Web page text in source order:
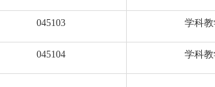
045103 学科
045104 学科